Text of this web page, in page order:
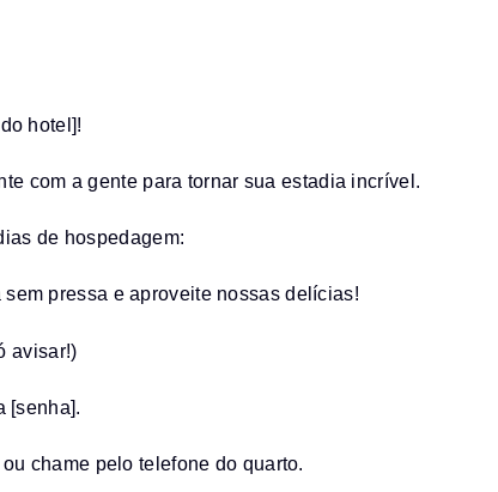
hotel]!
com a gente para tornar sua estadia incrível.
de hospedagem:
pressa e aproveite nossas delícias!
avisar!)
[senha].
chame pelo telefone do quarto.